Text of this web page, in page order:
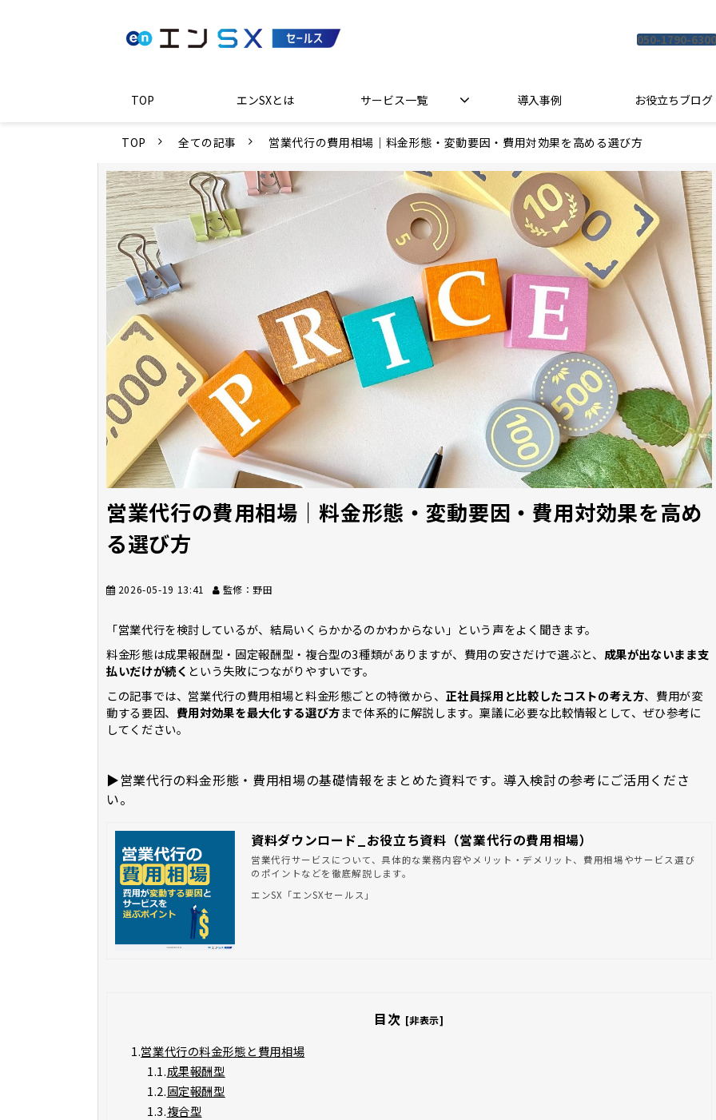
050-1790-6300
TOP エンSXとは サービス一覧 導入事例 お役立ちブログ
TOP 全ての記事 営業代行の費用相場｜料金形態・変動要因・費用対効果を高める選び方
営業代行の費用相場｜料金形態・変動要因・費用対効果を高め
る選び方
2026-05-19 13:41 監修：野田
「営業代行を検討しているが、結局いくらかかるのかわからない」という声をよく聞きます。
料金形態は成果報酬型・固定報酬型・複合型の3種類がありますが、費用の安さだけで選ぶと、 成果が出ないまま支
払いだけが続く という失敗につながりやすいです。
この記事では、営業代行の費用相場と料金形態ごとの特徴から、 正社員採用と比較したコストの考え方、費用が変
動する要因、 費用対効果を最大化する選び方まで体系的に解説します。稟議に必要な比較情報として、ぜひ参考に
してください。
▶営業代行の料金形態・費用相場の基礎情報をまとめた資料です。導入検討の参考にご活用くださ
い。
資料ダウンロード_お役立ち資料（営業代行の費用相場）
営業代行サービスについて、具体的な業務内容やメリット・デメリット、費用相場やサービス選び
のポイントなどを徹底解説します。
エンSX「エンSXセールス」
目次 [非表示]
1.営業代行の料金形態と費用相場
1.1.成果報酬型
1.2.固定報酬型
1.3.複合型